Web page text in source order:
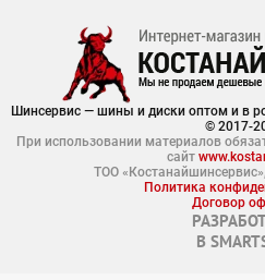
Шинсервис — шины и диски оптом и в
© 2017-
При использовании материалов
сайт
ТОО
Политика
Договор
В